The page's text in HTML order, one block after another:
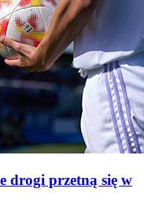
drogi przetną się w